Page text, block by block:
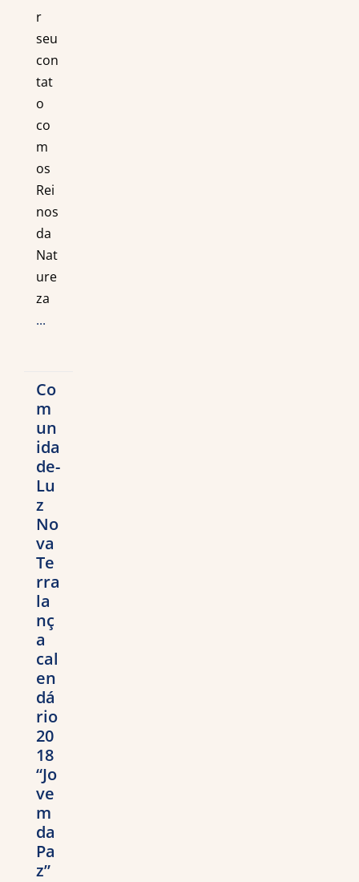
r
seu
con
tat
o
co
m
os
Rei
nos
da
Nat
ure
za
...
Co
m
un
ida
de-
Lu
z
No
va
Te
rra
la
nç
a
cal
en
dá
rio
20
18
“Jo
ve
m
da
Pa
z”